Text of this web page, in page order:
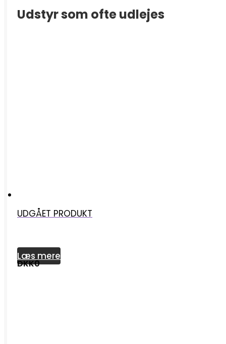
Udstyr som ofte udlejes
UDGÅET PRODUKT
DKK0
Læs mere